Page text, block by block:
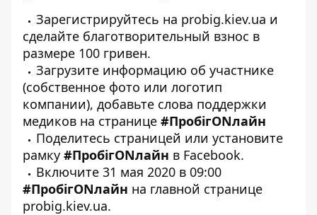
Зарегистрируйтесь на probig.kiev.ua и
сделайте благотворительный взнос в
размере 100 гривен.
Загрузите информацию об участнике
(собственное фото или логотип
компании), добавьте слова поддержки
медиков на странице #ПробігONлайн
Поделитесь страницей или установите
рамку #ПробігONлайн в Facebook.
Включите 31 мая 2020 в 09:00
#ПробігONлайн на главной странице
probig.kiev.ua.